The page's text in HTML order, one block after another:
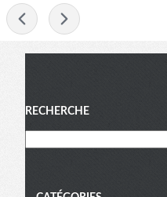
Menu
RECHERCHE